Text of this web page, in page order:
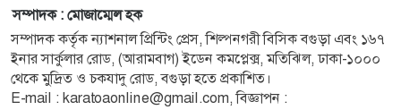
সম্পাদক : মোজাম্মেল হক
সম্পাদক কর্তৃক ন্যাশনাল প্রিন্টিং প্রেস, শিল্পনগরী বিসিক বগুড়া এবং ১৬৭
ইনার সার্কুলার রোড, (আরামবাগ) ইডেন কমপ্লেক্স, মতিঝিল, ঢাকা-১০০০
থেকে মুদ্রিত ও চকযাদু রোড, বগুড়া হতে প্রকাশিত।
E-mail : karatoaonline@gmail.com, বিজ্ঞাপন :